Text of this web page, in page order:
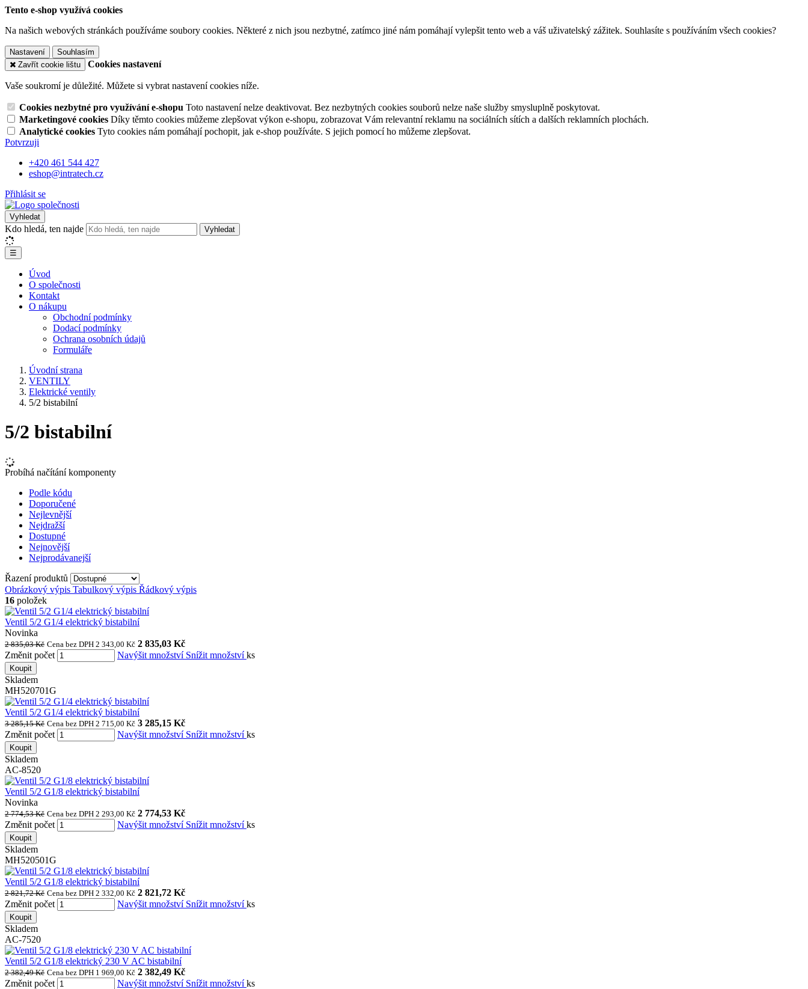
Tento e-shop využívá cookies
Na našich webových stránkách používáme soubory cookies. Některé z nich jsou nezbytné, zatímco jiné nám pomáhají vylepšit tento web a váš uživatelský zážitek. Souhlasíte s používáním všech cookies?
Nastavení
Souhlasím
Zavřít cookie lištu
Cookies nastavení
Vaše soukromí je důležité. Můžete si vybrat nastavení cookies níže.
Cookies nezbytné pro využívání e-shopu Toto nastavení nelze deaktivovat. Bez nezbytných cookies souborů nelze naše služby smysluplně poskytovat.
Marketingové cookies Díky těmto cookies můžeme zlepšovat výkon e-shopu, zobrazovat Vám relevantní reklamu na sociálních sítích a dalších reklamních plochách.
Analytické cookies Tyto cookies nám pomáhají pochopit, jak e-shop používáte. S jejich pomocí ho můžeme zlepšovat.
Potvrzuji
+420 461 544 427
eshop@intratech.cz
Přihlásit se
Vyhledat
Kdo hledá, ten najde Vyhledat
☰
Úvod
O společnosti
Kontakt
O nákupu
Obchodní podmínky
Dodací podmínky
Ochrana osobních údajů
Formuláře
Úvodní strana
VENTILY
Elektrické ventily
5/2 bistabilní
5/2 bistabilní
Probíhá načítání komponenty
Podle kódu
Doporučené
Nejlevnější
Nejdražší
Dostupné
Nejnovější
Nejprodávanejší
Řazení produktů
Obrázkový výpis Tabulkový výpis Řádkový výpis
16 položek
Ventil 5/2 G1/4 elektrický bistabilní
Novinka
2 835,03 Kč Cena bez DPH 2 343,00 Kč 2 835,03 Kč
Změnit počet
Navýšit množství Snížit množstvíks
Koupit
Skladem
MH520701G
Ventil 5/2 G1/4 elektrický bistabilní
3 285,15 Kč Cena bez DPH 2 715,00 Kč 3 285,15 Kč
Změnit počet
Navýšit množství Snížit množstvíks
Koupit
Skladem
AC-8520
Ventil 5/2 G1/8 elektrický bistabilní
Novinka
2 774,53 Kč Cena bez DPH 2 293,00 Kč 2 774,53 Kč
Změnit počet
Navýšit množství Snížit množstvíks
Koupit
Skladem
MH520501G
Ventil 5/2 G1/8 elektrický bistabilní
2 821,72 Kč Cena bez DPH 2 332,00 Kč 2 821,72 Kč
Změnit počet
Navýšit množství Snížit množstvíks
Koupit
Skladem
AC-7520
Ventil 5/2 G1/8 elektrický 230 V AC bistabilní
2 382,49 Kč Cena bez DPH 1 969,00 Kč 2 382,49 Kč
Změnit počet
Navýšit množství Snížit množstvíks